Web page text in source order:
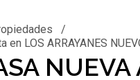
/
LOS ARRAYANES